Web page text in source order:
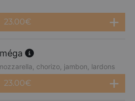
23.00€
chorizo, jambon, lardons
23.00€